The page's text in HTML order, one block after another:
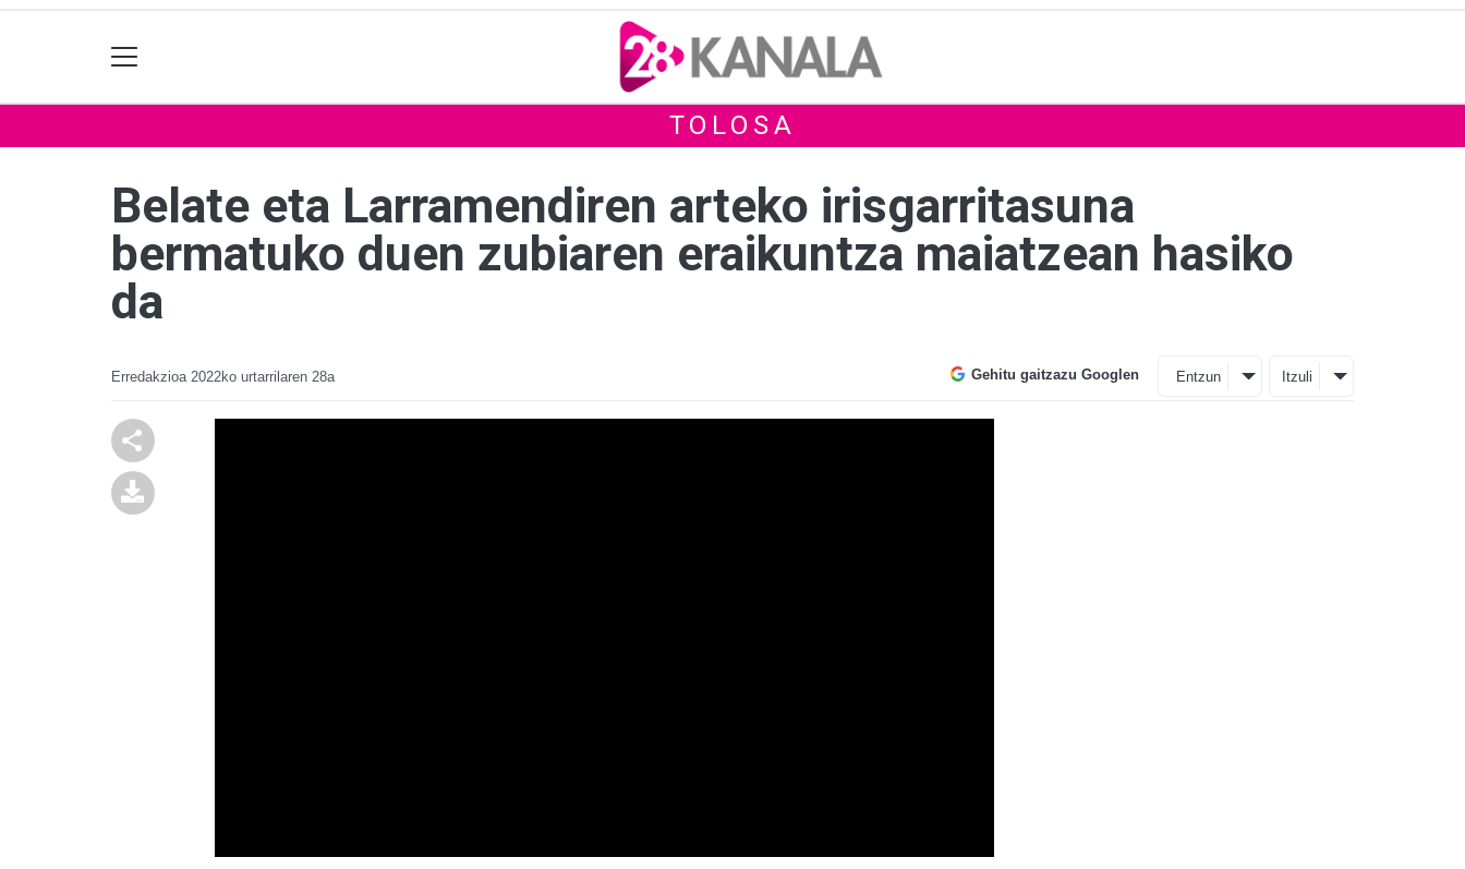
TOLOSA
Belate eta Larramendiren arteko irisgarritasuna
bermatuko duen zubiaren eraikuntza maiatzean hasiko
da
Erredakzioa 2022ko urtarrilaren 28a Gehitu gaitzazu Googlen Entzun Itzuli